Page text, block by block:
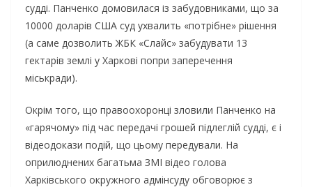
судді. Панченко домовилася із забудовниками, що за
10000 доларів США суд ухвалить «потрібне» рішення
(а саме дозволить ЖБК «Слайс» забудувати 13
гектарів землі у Харкові попри заперечення
міськради).
Окрім того, що правоохоронці зловили Панченко на
«гарячому» під час передачі грошей підлеглій судді, є і
відеодокази подій, що цьому передували. На
оприлюднених багатьма ЗМІ відео голова
Харківського окружного адмінсуду обговорює з